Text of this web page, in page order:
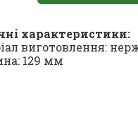
характеристики:
виготовлення:
129 мм